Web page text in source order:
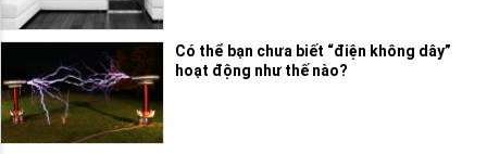
Có thể bạn chưa biết “điện không dây”
hoạt động như thế nào?